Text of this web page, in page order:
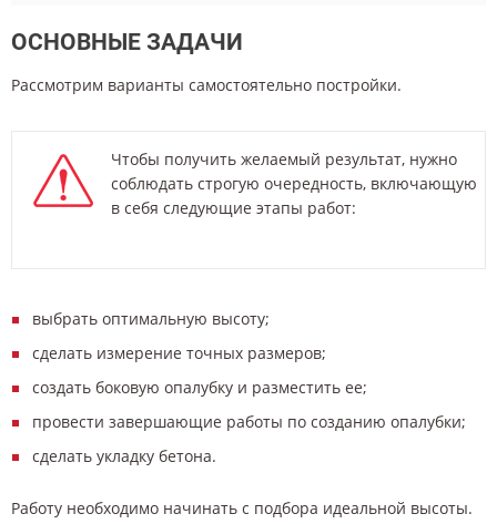
ОСНОВНЫЕ ЗАДАЧИ
Рассмотрим варианты самостоятельно постройки.
Чтобы получить желаемый результат, нужно
соблюдать строгую очередность, включающую
в себя следующие этапы работ:
выбрать оптимальную высоту;
сделать измерение точных размеров;
создать боковую опалубку и разместить ее;
провести завершающие работы по созданию опалубки;
сделать укладку бетона.
Работу необходимо начинать с подбора идеальной высоты.